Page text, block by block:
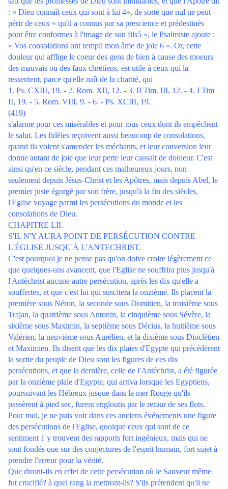
: « Dieu connaît ceux qui sont à lui 4», de sorte que nul ne peut
périr de ceux « qu'il a connus par sa prescience et prédestinés
pour être conformes à l'image de son fils5 », le Psalmiste ajoute :
« Vos consolations ont rempli mon âme de joie 6 ». Or, cette
douleur qui afflige le coeur des gens de bien à cause des moeurs
des mauvais ou des faux chrétiens, est utile à ceux qui la
ressentent, parce qu'elle naît de la charité, qui
1. Ps. CXIII, 19. - 2. Rom. XII, 12. - 3. II Tim. III, 12. - 4. I Tim
II, 19. - 5. Rom. VIII, 9. - 6. - Ps. XCIII, 19.
(419)
s'alarme pour ces misérables et pour tous ceux dont ils empêchent
le salut. Les fidèles reçoivent aussi beaucoup de consolations,
quand ils voient s'amender les méchants, et leur conversion leur
donne autant de joie que leur perte leur causait de douleur. C'est
ainsi qu'en ce siècle, pendant ces malheureux jours, non
seulement depuis Jésus-Christ et les Apôtres, mais depuis Abel, le
premier juste égorgé par son frère, jusqu'à la fin des siècles,
l'Eglise voyage parmi les persécutions du monde et les
consolations de Dieu.
CHAPITRE LII.
S'IL N'Y AURA POINT DE PERSÉCUTION CONTRE
L'ÉGLISE JUSQU'À L'ANTECHRIST.
C'est pourquoi je ne pense pas qu'on doive croire légèrement ce
que quelques-uns avancent, que l'Eglise ne souffrira plus jusqu'à
l'Antéchrist aucune autre persécution, après les dix qu'elle a
souffertes, et que c'est lui qui suscitera la onzième. Ils placent la
première sous Néron, la seconde sous Domitien, la troisième sous
Trajan, la quatrième sous Antonin, la cinquième sous Sévère, la
sixième sous Maximin, la septième sous Décius, la huitième sous
Valérien, la neuvième sous Aurélien, et la dixième sous Dioclétien
et Maximien. Ils disent que les dix plaies d'Egypte qui précédèrent
la sortie du peuple de Dieu sont les figures de ces dix
persécutions, et que la dernière, celle de l'Antéchrist, a été figurée
par la onzième plaie d'Egypte, qui arriva lorsque les Egyptiens,
poursuivant les Hébreux jusque dans la mer Rouge qu'ils
passèrent à pied sec, furent engloutis par le retour de ses flots.
Pour moi, je ne puis voir dans ces anciens événements une figure
des persécutions de l'Eglise, quoique ceux qui sont de ce
sentiment 1 y trouvent des rapports fort ingénieux, mais qui ne
sont fondés que sur des conjectures de l'esprit humain, fort sujet à
prendre l'erreur pour la vérité.
Que diront-ils en effet de cette persécution où le Sauveur même
fut crucifié? à quel rang la mettront-ils? S'ils prétendent qu'il ne